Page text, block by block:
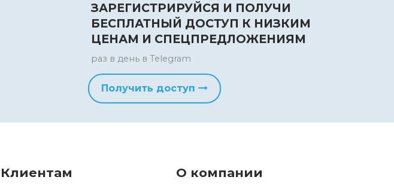
ЗАРЕГИСТРИРУЙСЯ И ПОЛУЧИ
БЕСПЛАТНЫЙ ДОСТУП К НИЗКИМ
ЦЕНАМ И СПЕЦПРЕДЛОЖЕНИЯМ
раз в день в Telegram
Получить доступ
Клиентам О компании